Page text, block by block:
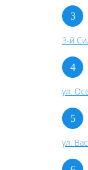
3-й
ул.
ул.